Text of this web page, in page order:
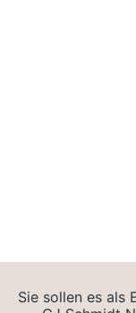
Sie sollen es als